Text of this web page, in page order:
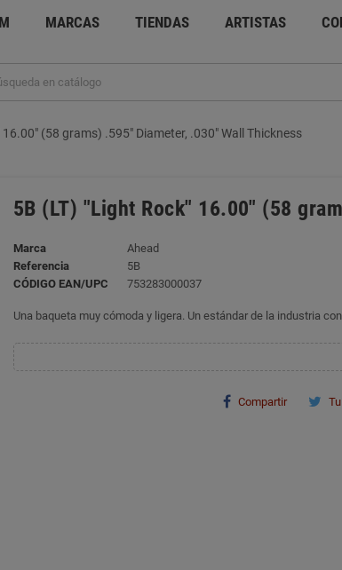
MARCAS TIENDAS ARTISTAS
16.00" (58 grams) .595" Diameter, .030" Wall Thickness
5B (LT) "Light Rock" 16.00" (58
Marca
Ahead
Referencia
5B
CÓDIGO EAN/UPC
753283000037
Una baqueta muy cómoda y ligera. Un estándar de la industria
Compartir